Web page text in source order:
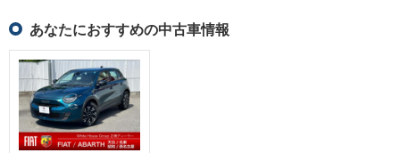
あなたにおすすめの中古車情報